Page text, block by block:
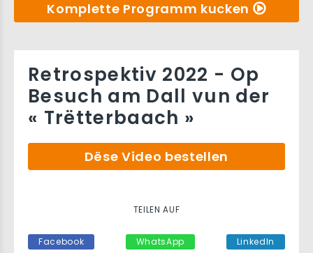
Komplette Programm kucken
Retrospektiv 2022 - Op
Besuch am Dall vun der
« Trëtterbaach »
Dëse Video bestellen
TEILEN AUF
Facebook WhatsApp LinkedIn